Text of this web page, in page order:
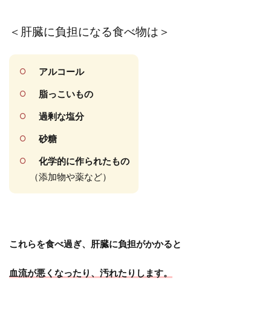
＜肝臓に負担になる食べ物は＞
アルコール
脂っこいもの
過剰な塩分
砂糖
化学的に作られたもの
（添加物や薬など）
これらを食べ過ぎ、肝臓に負担がかかると
血流が悪くなったり、汚れたりします。